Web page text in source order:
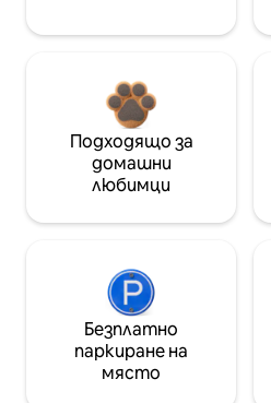
Подходящо за
домашни
любимци
Безплатно
паркиране на
място